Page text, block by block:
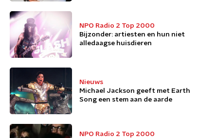
NPO Radio 2 Top 2000
Bijzonder: artiesten en hun niet
alledaagse huisdieren
Nieuws
Michael Jackson geeft met Earth
Song een stem aan de aarde
NPO Radio 2 Top 2000